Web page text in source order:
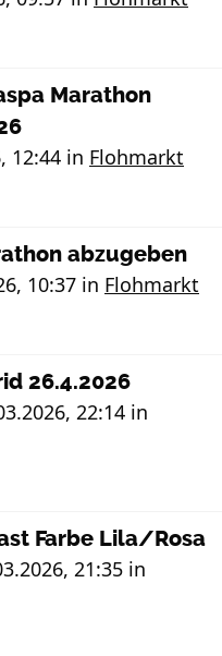
Marathon
12:44 in Flohmarkt
abzugeben
10:37 in Flohmarkt
26.4.2026
22:14 in
Farbe Lila/Rosa
21:35 in